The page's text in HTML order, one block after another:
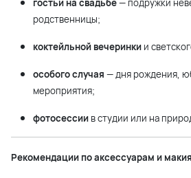
гостьи на свадьбе— подружки
родственницы;
коктейльной вечеринки и
особого случая — дня рождения,
мероприятия;
фотосессии в студии или на
Рекомендации по аксессуарам и